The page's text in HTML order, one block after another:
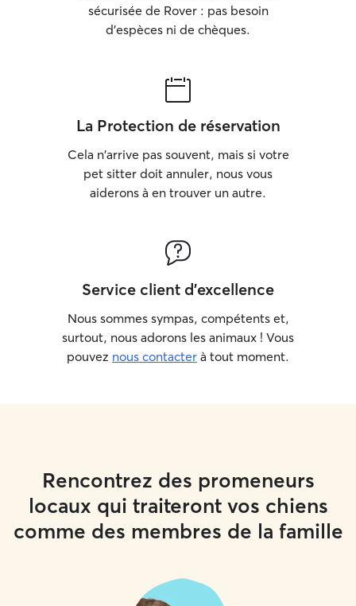
sécurisée de Rover : pas besoin
d'espèces ni de chèques.
La Protection de réservation
Cela n'arrive pas souvent, mais si votre
pet sitter doit annuler, nous vous
aiderons à en trouver un autre.
Service client d'excellence
Nous sommes sympas, compétents et,
surtout, nous adorons les animaux ! Vous
pouvez nous contacter à tout moment.
Rencontrez des promeneurs
locaux qui traiteront vos chiens
comme des membres de la famille